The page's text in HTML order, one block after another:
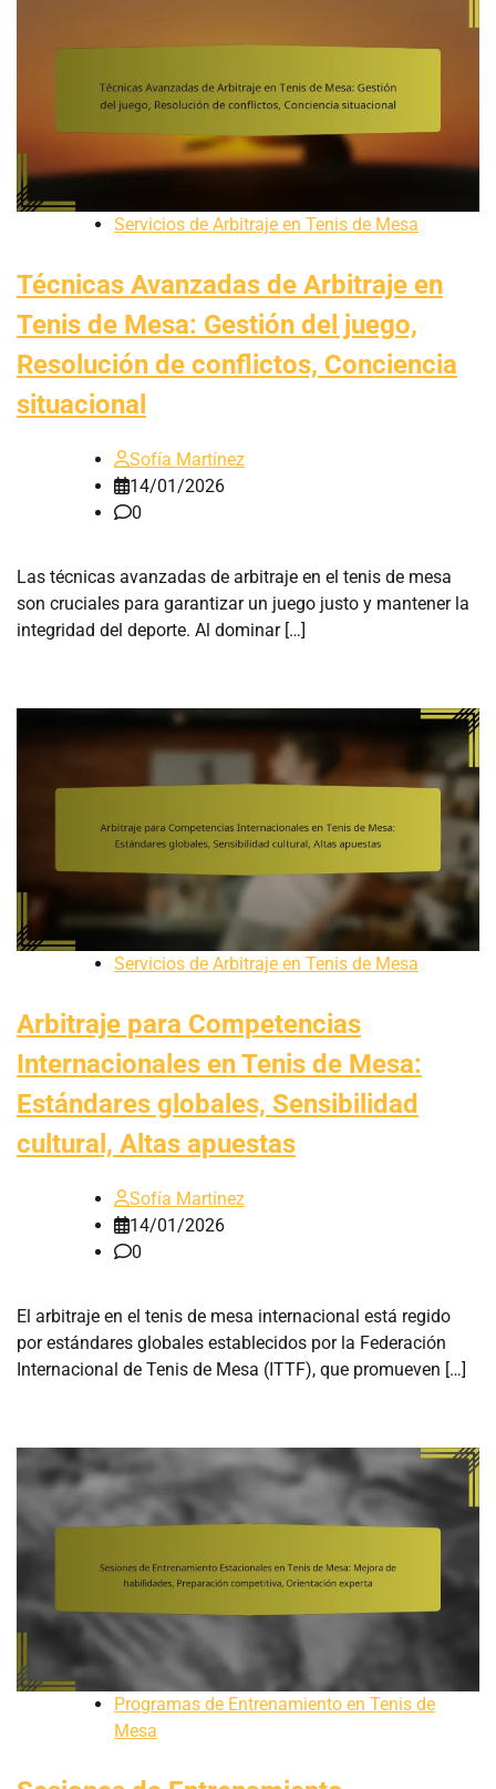
Servicios de Arbitraje en Tenis de Mesa
Técnicas Avanzadas de Arbitraje en
Tenis de Mesa: Gestión del juego,
Resolución de conflictos, Conciencia
situacional
Sofía Martínez
14/01/2026
0
Las técnicas avanzadas de arbitraje en el tenis de mesa
son cruciales para garantizar un juego justo y mantener la
integridad del deporte. Al dominar […]
Servicios de Arbitraje en Tenis de Mesa
Arbitraje para Competencias
Internacionales en Tenis de Mesa:
Estándares globales, Sensibilidad
cultural, Altas apuestas
Sofía Martínez
14/01/2026
0
El arbitraje en el tenis de mesa internacional está regido
por estándares globales establecidos por la Federación
Internacional de Tenis de Mesa (ITTF), que promueven […]
Programas de Entrenamiento en Tenis de
Mesa